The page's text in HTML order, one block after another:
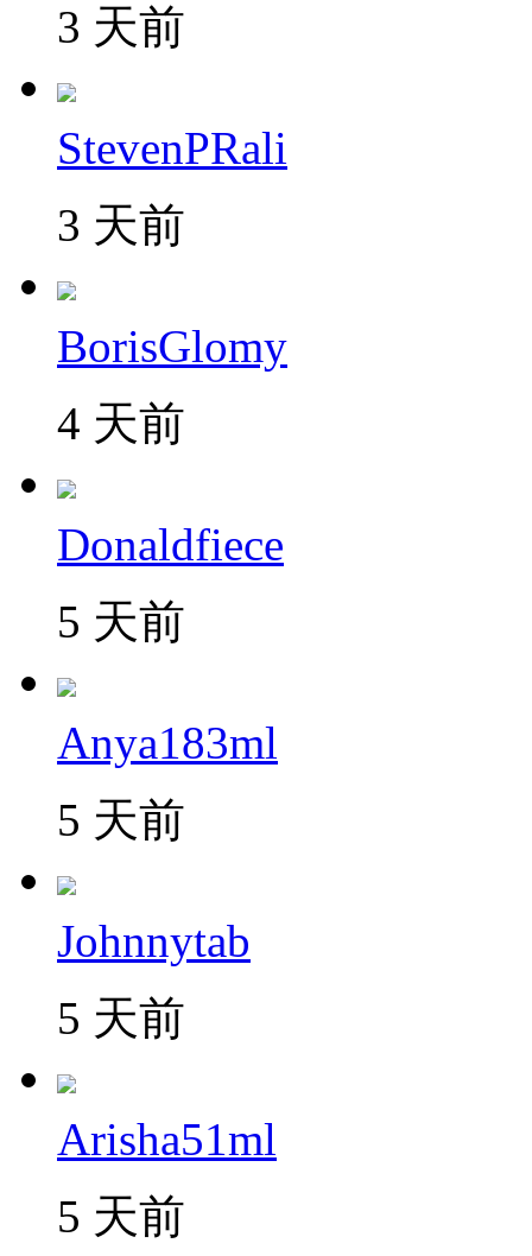
3 天前
StevenPRali
3 天前
BorisGlomy
4 天前
Donaldfiece
5 天前
Anya183ml
5 天前
Johnnytab
5 天前
Arisha51ml
5 天前